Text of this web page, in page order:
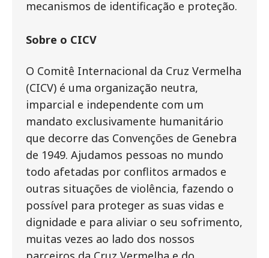
mecanismos de identificação e proteção.
Sobre o CICV
O Comitê Internacional da Cruz Vermelha
(CICV) é uma organização neutra,
imparcial e independente com um
mandato exclusivamente humanitário
que decorre das Convenções de Genebra
de 1949. Ajudamos pessoas no mundo
todo afetadas por conflitos armados e
outras situações de violência, fazendo o
possível para proteger as suas vidas e
dignidade e para aliviar o seu sofrimento,
muitas vezes ao lado dos nossos